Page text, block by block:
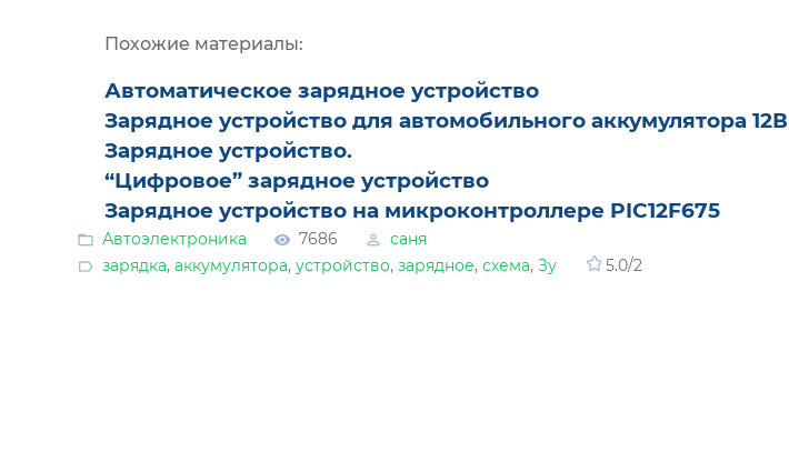
Похожие материалы:
Автоматическое зарядное устройство
Зарядное устройство для автомобильного аккумулятора 12В
Зарядное устройство.
“Цифровое” зарядное устройство
Зарядное устройство на микроконтроллере PIC12F675
Автоэлектроника 7686
саня
зарядка, аккумулятора, устройство, зарядное, схема, Зу 5.0/2